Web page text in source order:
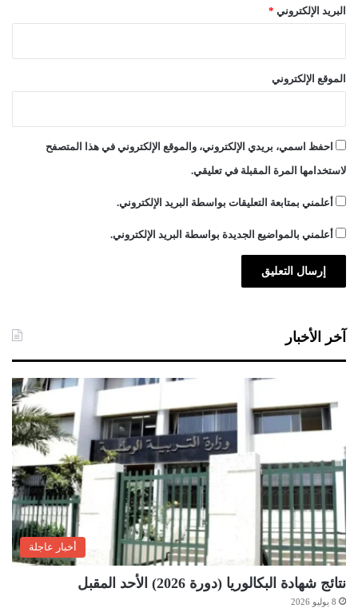
ا
البريد الإلكتروني *
الموقع الإلكتروني
احفظ اسمي، بريدي الإلكتروني، والموقع الإلكتروني في هذا المتصفح
لاستخدامها المرة المقبلة في تعليقي.
أعلمني بمتابعة التعليقات بواسطة البريد الإلكتروني.
أعلمني بالمواضيع الجديدة بواسطة البريد الإلكتروني.
آخر الأخبار
أخبار عاجلة
نتائج شهادة البكالوريا (دورة 2026) الأحد المقبل
8 يوليو 2026